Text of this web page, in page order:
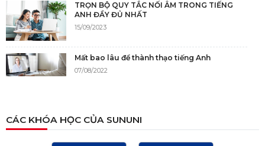
TRỌN BỘ QUY TẮC NỐI ÂM TRONG TIẾNG
ANH ĐẦY ĐỦ NHẤT
15/09/2023
Mất bao lâu để thành thạo tiếng Anh
07/08/2022
05/12/2021
CÁC KHÓA HỌC CỦA SUNUNI